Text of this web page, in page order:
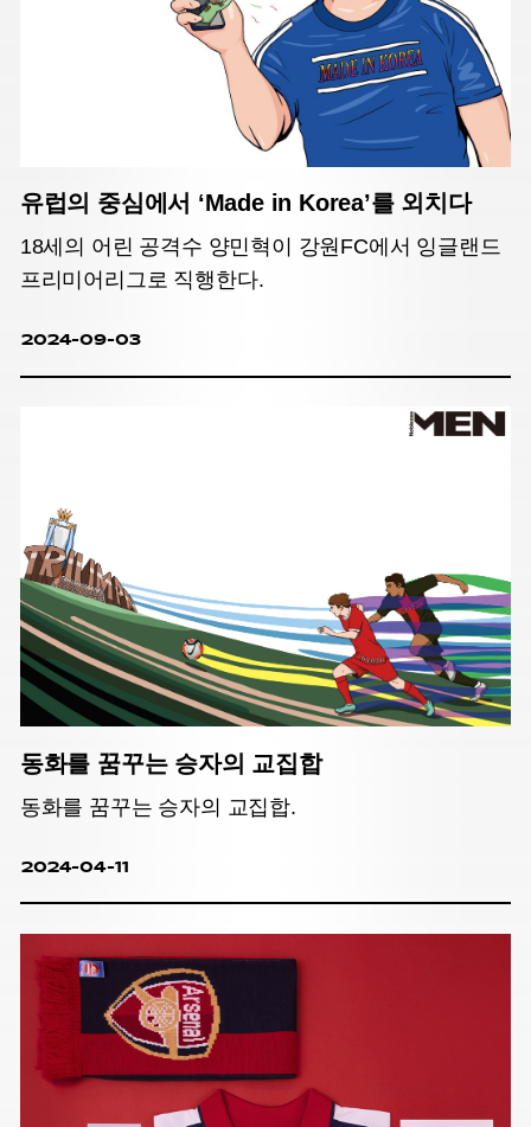
유럽의 중심에서 ‘Made in Korea’를 외치다
18세의 어린 공격수 양민혁이 강원FC에서 잉글랜드
프리미어리그로 직행한다.
2024-09-03
동화를 꿈꾸는 승자의 교집합
동화를 꿈꾸는 승자의 교집합.
2024-04-11